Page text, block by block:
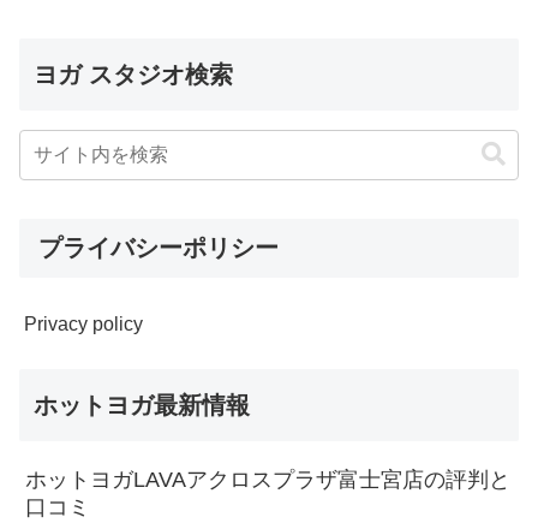
ヨガ スタジオ検索
プライバシーポリシー
Privacy policy
ホットヨガ最新情報
ホットヨガLAVAアクロスプラザ富士宮店の評判と
口コミ